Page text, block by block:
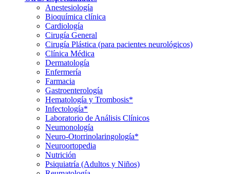
Anestesiología
Bioquímica clínica
Cardiología
Cirugía General
Cirugía Plástica (para pacientes neurológicos)
Clínica Médica
Dermatología
Enfermería
Farmacia
Gastroenterología
Hematología y Trombosis*
Infectología*
Laboratorio de Análisis Clínicos
Neumonología
Neuro-Otorrinolaringología*
Neuroortopedia
Nutrición
Psiquiatría (Adultos y Niños)